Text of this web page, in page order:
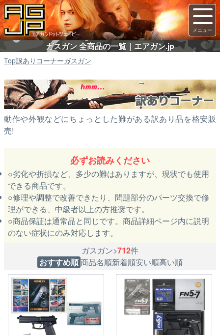
ガスガン 全商品の一覧｜エアガン.jp
Top訳ありコーナーガスガン
動作や外観などにちょっとした難がある訳あり品を格安販
売!
必ずお読みください
劣化や折損など、多少の難はありますが、現状でも使用
できる商品です。
修理や調整で改善できたり、問題部分のパーツ交換で修
理ができる、中級者以上の方推奨です。
商品保証は通常品と同じです。商品詳細ページ内に説明
のない症状にのみ対応します。
ガスガン>712件
おすすめ順商品名順新着順安い順高い順